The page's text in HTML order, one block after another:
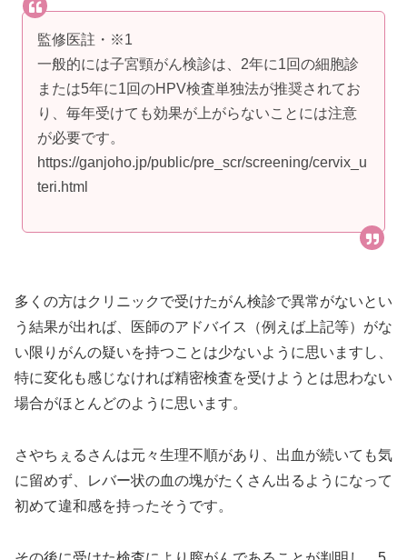
監修医註・※1
一般的には子宮頸がん検診は、2年に1回の細胞診
または5年に1回のHPV検査単独法が推奨されてお
り、毎年受けても効果が上がらないことには注意
が必要です。
https://ganjoho.jp/public/pre_scr/screening/cervix_u
teri.html
多くの方はクリニックで受けたがん検診で異常がないとい
う結果が出れば、医師のアドバイス（例えば上記等）がな
い限りがんの疑いを持つことは少ないように思いますし、
特に変化も感じなければ精密検査を受けようとは思わない
場合がほとんどのように思います。
さやちぇるさんは元々生理不順があり、出血が続いても気
に留めず、レバー状の血の塊がたくさん出るようになって
初めて違和感を持ったそうです。